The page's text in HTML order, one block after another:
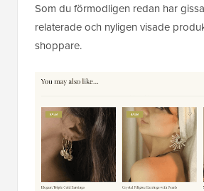
Som du förmodligen redan har
relaterade och nyligen visade
shoppare.